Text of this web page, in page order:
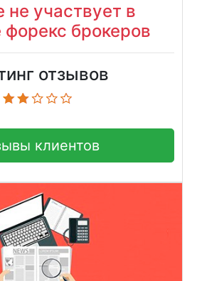
не участвует в
форекс брокеров
отзывов
клиентов